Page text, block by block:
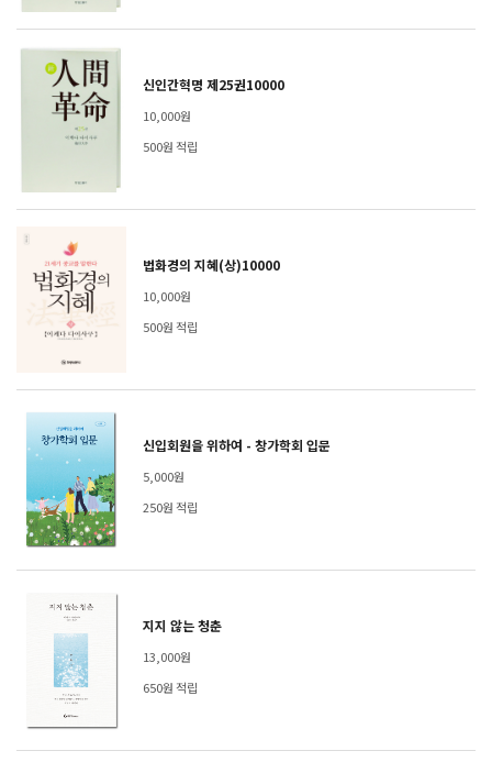
신인간혁명 제25권10000
10,000원
500원 적립
법화경의 지혜(상)10000
10,000원
500원 적립
신입회원을 위하여 - 창가학회 입문
5,000원
250원 적립
지지 않는 청춘
13,000원
650원 적립